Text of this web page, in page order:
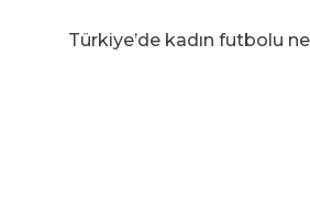
Türkiye’de kadın futbolu